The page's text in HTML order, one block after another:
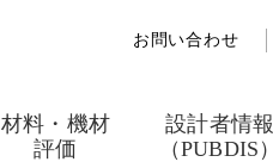
お問い合わせ
材料・機材
評価
設計者情報
（PUBDIS）